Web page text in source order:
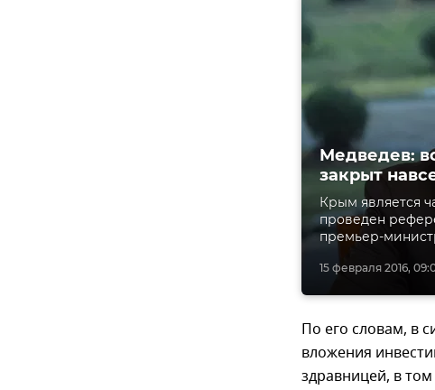
15 февраля 2016,
Медведев:
закрыт
Крым является
проведен
премьер-
По его словам, в
вложения
здравницей, в